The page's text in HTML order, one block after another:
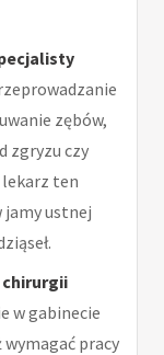
zębów,
zgryzu czy
ten
jamy ustnej
w gabinecie
pracy